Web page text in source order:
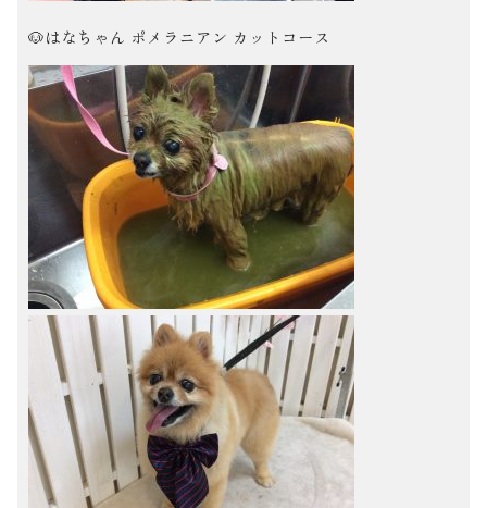
🐶はなちゃん ポメラニアン カットコース